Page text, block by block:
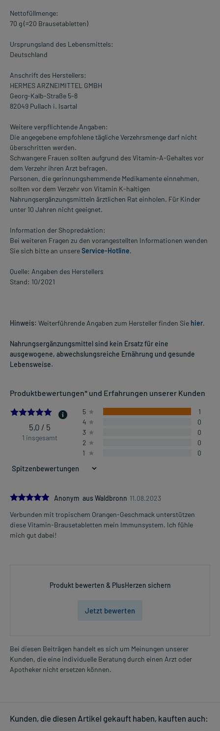
Nettofüllmenge:
70 g (=20 Brausetabletten)
Ursprungsland des Lebensmittels:
Deutschland
Anschrift des Herstellers:
HERMES ARZNEIMITTEL GMBH
Georg-Kalb-Straße 5-8
82049 Pullach i. Isartal
Weitere verpflichtende Angaben:
Die angegebene empfohlene tägliche Verzehrsmenge darf nicht
überschritten werden.
Schwangere Frauen sollten aufgrund des Vitamin-A-Gehaltes vor
dem Verzehr ihren Arzt befragen.
Personen, die gerinnungshemmende Medikamente einnehmen,
sollten vor dem Verzehr von Vitamin K-haltigen
Nahrungsergänzungsmitteln ärztlichen Rat einholen. Für Kinder
unter 10 Jahren nicht geeignet.
Information der Shopredaktion:
Bei weiteren Fragen zu den vorangestellten Informationen wenden
Sie sich bitte an unsereService-Hotline.
Quelle: Angaben des Herstellers
Stand: 10/2021
Hinweis: Weiterführende Angaben zum Hersteller finden Sie hier.
Nahrungsergänzungsmittel sind kein Ersatz für eine
ausgewogene, abwechslungsreiche Ernährung und gesunde
Lebensweise.
Produktbewertungen* und Erfahrungen unserer Kunden
5.0
5,0 / 5
1 insgesamt
5
1
4
0
3
0
2
0
1
0
5.0Anonym aus Waldbronn 11.08.2023
Verbunden mit tropischem Orangen-Geschmack unterstützen
diese Vitamin-Brausetabletten mein Immunsystem. Ich fühle
mich gut dabei!
Produkt bewerten & PlusHerzen sichern
Jetzt bewerten
Bei diesen Beiträgen handelt es sich um Meinungen unserer
Kunden, die eine individuelle Beratung durch einen Arzt oder
Apotheker nicht ersetzen können.
Kunden, die diesen Artikel gekauft haben, kauften auch: